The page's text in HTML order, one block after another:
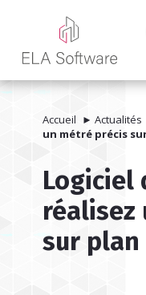
Accueil ► Actualités
un métré précis
Logiciel
réalisez
sur